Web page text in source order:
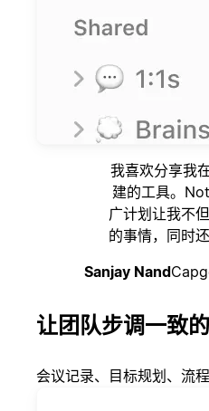
我喜欢分享我
建的工具。
广计划让我不
的事情，同时
Sanjay Nand
让团队步调一致
会议记录、目标规划、流